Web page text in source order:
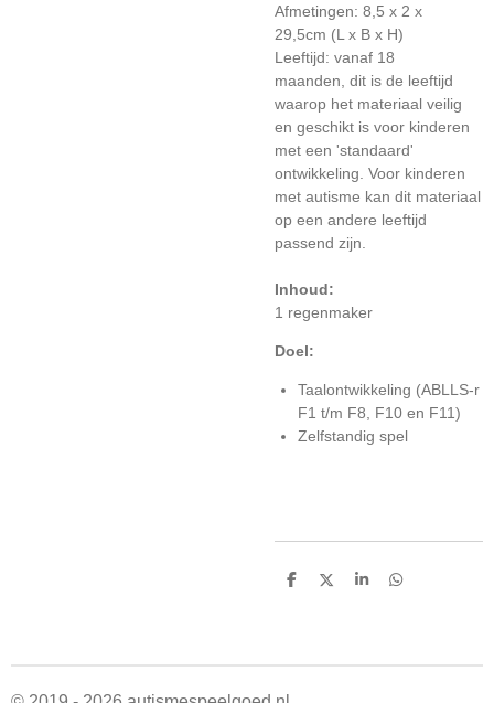
Afmetingen: 8,5 x 2 x
29,5cm (L x B x H)
Leeftijd: vanaf 18
maanden, dit is de leeftijd
waarop het materiaal veilig
en geschikt is voor kinderen
met een 'standaard'
ontwikkeling. Voor kinderen
met autisme kan dit materiaal
op een andere leeftijd
passend zijn.
Inhoud:
1 regenmaker
Doel:
Taalontwikkeling (ABLLS-r
F1 t/m F8, F10 en F11)
Zelfstandig spel
D
D
S
D